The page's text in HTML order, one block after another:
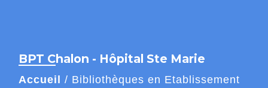
BPT Chalon - Hôpital Ste Marie
Accueil / Bibliothèques en Etablissement